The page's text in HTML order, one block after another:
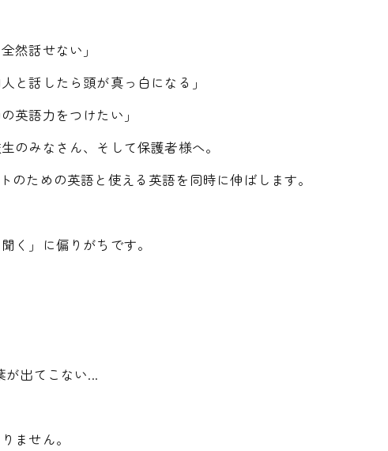
然話せない」
と話したら頭が真っ白になる」
英語力をつけたい」
のみなさん、そして保護者様へ。
のための英語と使える英語を同時に伸ばします。
く」に偏りがちです。
出てこない...
ません。